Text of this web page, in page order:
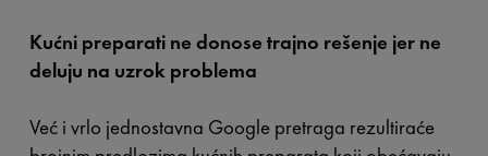
Kućni preparati ne donose trajno rešenje jer ne
deluju na uzrok problema
Već i vrlo jednostavna Google pretraga rezultiraće